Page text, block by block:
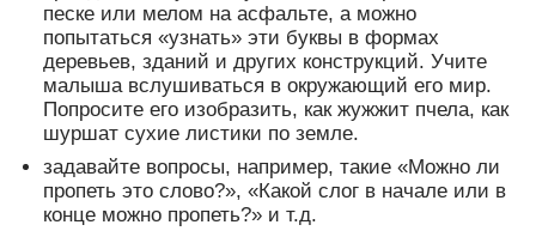
песке или мелом на асфальте, а можно
попытаться «узнать» эти буквы в формах
деревьев, зданий и других конструкций. Учите
малыша вслушиваться в окружающий его мир.
Попросите его изобразить, как жужжит пчела, как
шуршат сухие листики по земле.
задавайте вопросы, например, такие «Можно ли
пропеть это слово?», «Какой слог в начале или в
конце можно пропеть?» и т.д.